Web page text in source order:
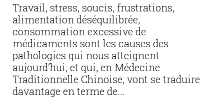
Travail, stress, soucis, frustrations,
alimentation déséquilibrée,
consommation excessive de
médicaments sont les causes des
pathologies qui nous atteignent
aujourd’hui, et qui, en Médecine
Traditionnelle Chinoise, vont se traduire
davantage en terme de...